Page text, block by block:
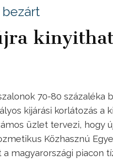
70-80 százaléka
kijárási korlátozás a
üzlet tervezi, hogy
Közhasznú
magyarországi piacon